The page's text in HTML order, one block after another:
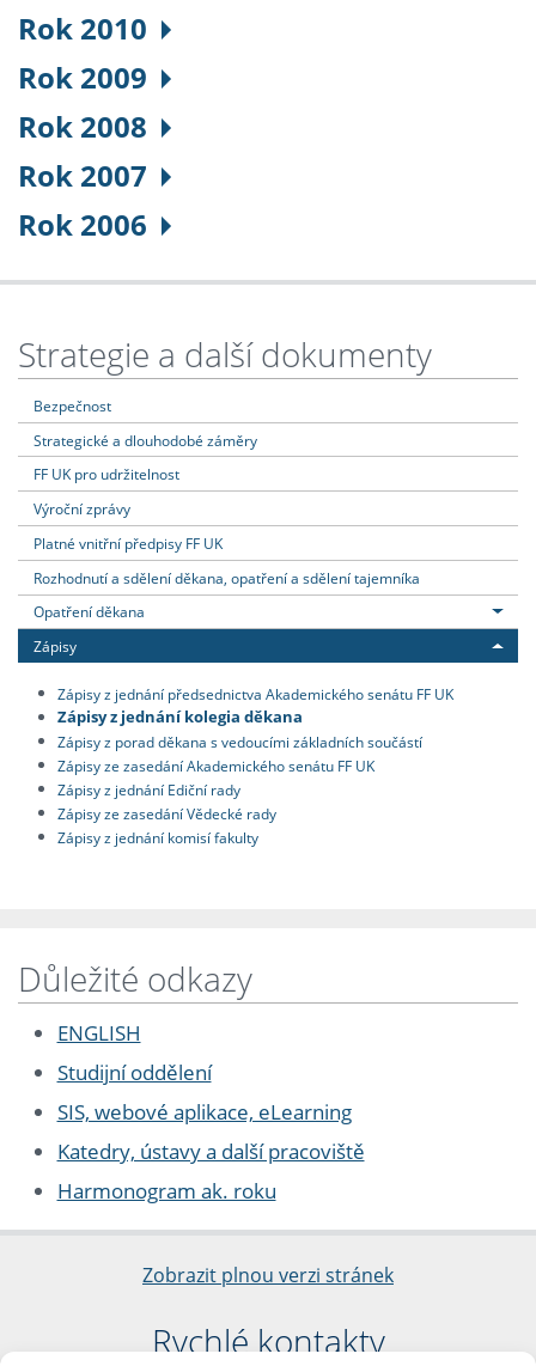
Rok 2010
Rok 2009
Rok 2008
Rok 2007
Rok 2006
Strategie a další dokumenty
Bezpečnost
Strategické a dlouhodobé záměry
FF UK pro udržitelnost
Výroční zprávy
Platné vnitřní předpisy FF UK
Rozhodnutí a sdělení děkana, opatření a sdělení tajemníka
Opatření děkana
Zápisy
Zápisy z jednání předsednictva Akademického senátu FF UK
Zápisy z jednání kolegia děkana
Zápisy z porad děkana s vedoucími základních součástí
Zápisy ze zasedání Akademického senátu FF UK
Zápisy z jednání Ediční rady
Zápisy ze zasedání Vědecké rady
Zápisy z jednání komisí fakulty
Důležité odkazy
ENGLISH
Studijní oddělení
SIS, webové aplikace, eLearning
Katedry, ústavy a další pracoviště
Harmonogram ak. roku
Zobrazit plnou verzi stránek
Rychlé kontakty